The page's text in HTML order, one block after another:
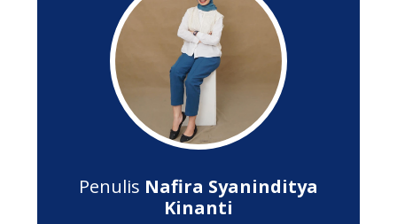
Penulis Nafira Syaninditya
Kinanti